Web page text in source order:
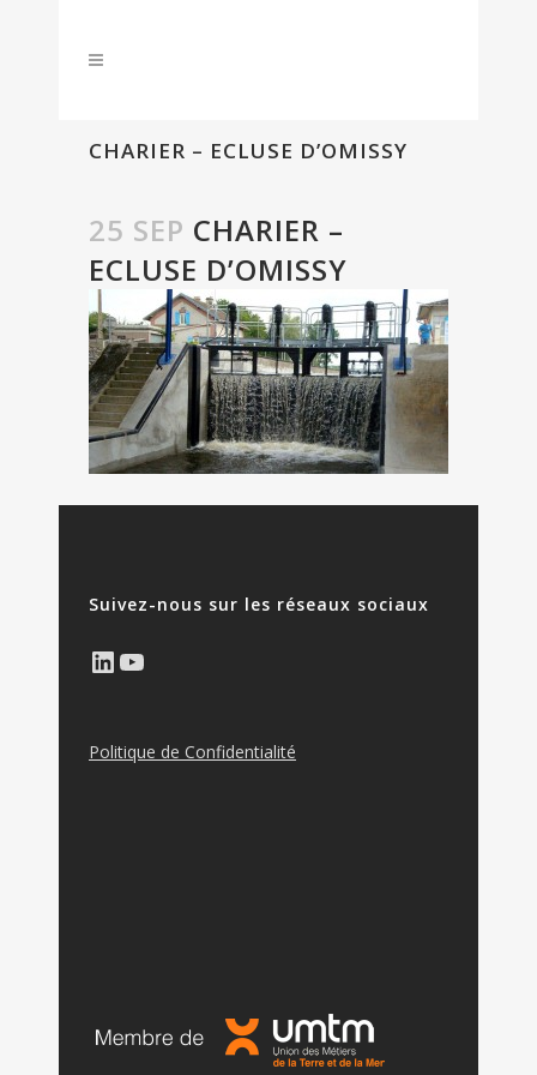
CHARIER – ECLUSE D’OMISSY
25 SEP CHARIER –
ECLUSE D’OMISSY
Suivez-nous sur les réseaux sociaux
LinkedIn
YouTube
Politique de Confidentialité